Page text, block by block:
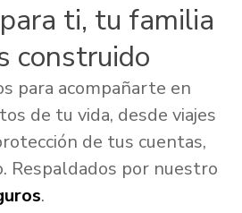
ti, tu familia
construido
para acompañarte en
de tu vida, desde viajes
de tus cuentas,
Respaldados por nuestro
.